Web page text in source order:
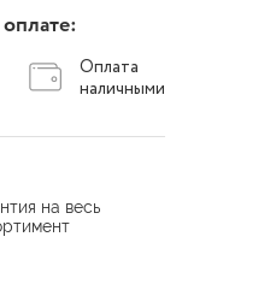
Оплата
наличными
на весь